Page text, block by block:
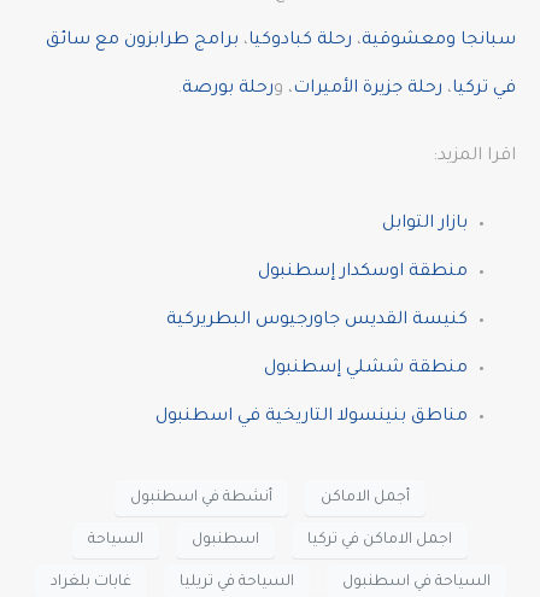
سبانجا ومعشوقية، رحلة كبادوكيا، برامج طرابزون مع سائق
في تركيا، رحلة جزيرة الأميرات، ورحلة بورصة.
اقرا المزيد:
بازار التوابل
منطقة اوسكدار إسطنبول
كنيسة القديس جاورجيوس البطريركية
منطقة ششلي إسطنبول
مناطق بنينسولا التاريخية في اسطنبول
أجمل الاماكن أنشطة في اسطنبول
اجمل الاماكن في تركيا اسطنبول السياحة
السياحة في اسطنبول السياحة في تريليا غابات بلغراد